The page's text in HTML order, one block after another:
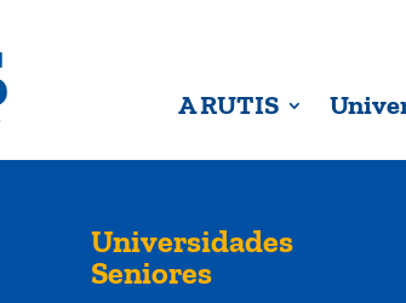
A RUTIS
Universidades
Seniores